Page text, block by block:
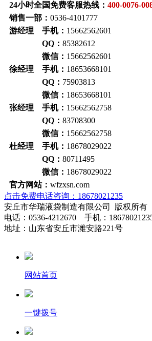
24小时全国免费客服热线： 400-0076-
销售一部： 0536-4101777
游经理 手机： 15662562601
QQ： 85382612
微信： 15662562601
徐经理 手机： 18653668101
QQ： 75903813
微信： 18653668101
张经理 手机： 15662562758
QQ： 83708300
微信： 15662562758
杜经理 手机： 18678029022
QQ： 80711495
微信： 18678029022
官方网站： wfzxsn.com
点击免费电话咨询：18678021235
安丘市华瑞液袋制造有限公司 版权所有
电话：0536-4212670 手机：
地址：山东省安丘市潍安路221号
网站首页
一键拨号